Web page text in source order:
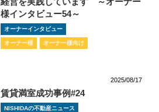
様インタビュー54～
オーナーインタビュー
オーナー様 オーナー様向け
2025/08/17
賃貸満室成功事例#24
NISHIDAの不動産ニュース